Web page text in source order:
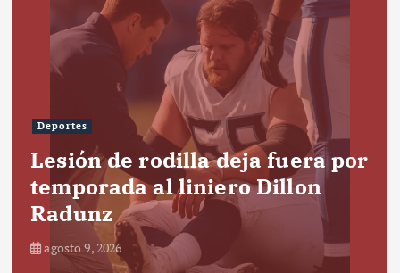
Deportes
Lesión de rodilla deja fuera por
temporada al liniero Dillon
Radunz
agosto 9, 2026